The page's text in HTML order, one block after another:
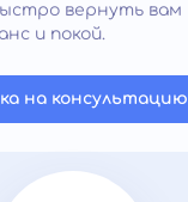
вернуть вам
и покой.
на консультацию